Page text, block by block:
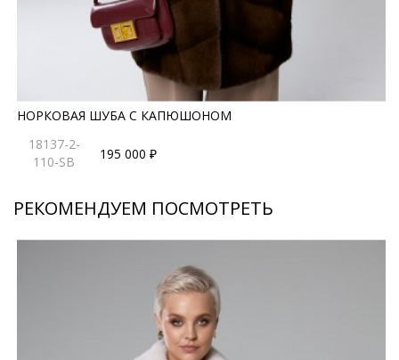
НОРКОВАЯ ШУБА С КАПЮШОНОМ
18137-2-
110-SB
195 000 ₽
РЕКОМЕНДУЕМ ПОСМОТРЕТЬ